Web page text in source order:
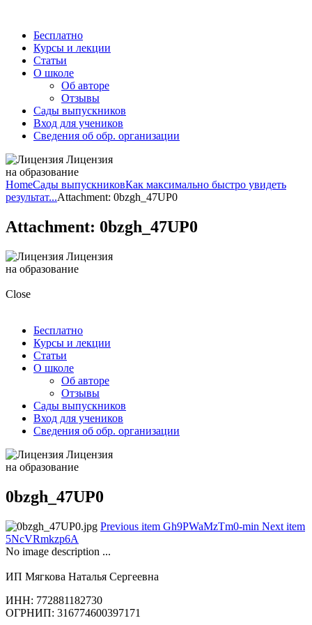
Бесплатно
Курсы и лекции
Статьи
О школе
Об авторе
Отзывы
Сады выпускников
Вход для учеников
Сведения об обр. организации
Лицензия
на образование
HomeСады выпускниковКак максимально быстро увидеть
результат...Attachment: 0bzgh_47UP0
Attachment: 0bzgh_47UP0
Лицензия
на образование
Close
Бесплатно
Курсы и лекции
Статьи
О школе
Об авторе
Отзывы
Сады выпускников
Вход для учеников
Сведения об обр. организации
Лицензия
на образование
0bzgh_47UP0
Previous item Gh9PWaMzTm0-min Next item
5NcVRmkzp6A
No image description ...
ИП Мягкова Наталья Сергеевна
ИНН: 772881182730
ОГРНИП: 316774600397171